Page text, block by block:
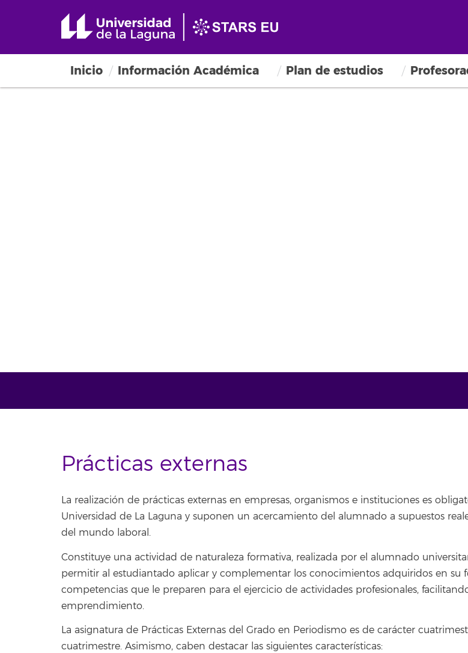
Inicio Información Académica Plan de estudios
Prácticas externas
La realización de prácticas externas en empresas, organismos e instituciones es
Universidad de La Laguna y suponen un acercamiento del alumnado a supuestos
del mundo laboral.
Constituye una actividad de naturaleza formativa, realizada por el alumnado
permitir al estudiantado aplicar y complementar los conocimientos adquiridos en su
competencias que le preparen para el ejercicio de actividades profesionales,
emprendimiento.
La asignatura de Prácticas Externas del Grado en Periodismo es de carácter
cuatrimestre. Asimismo, caben destacar las siguientes características: